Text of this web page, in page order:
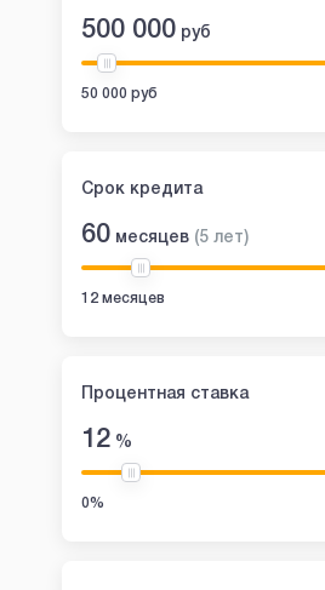
500 000 руб
50 000 руб
Срок кредита
60 месяцев (5 лет)
12 месяцев
Процентная ставка
12%
0%